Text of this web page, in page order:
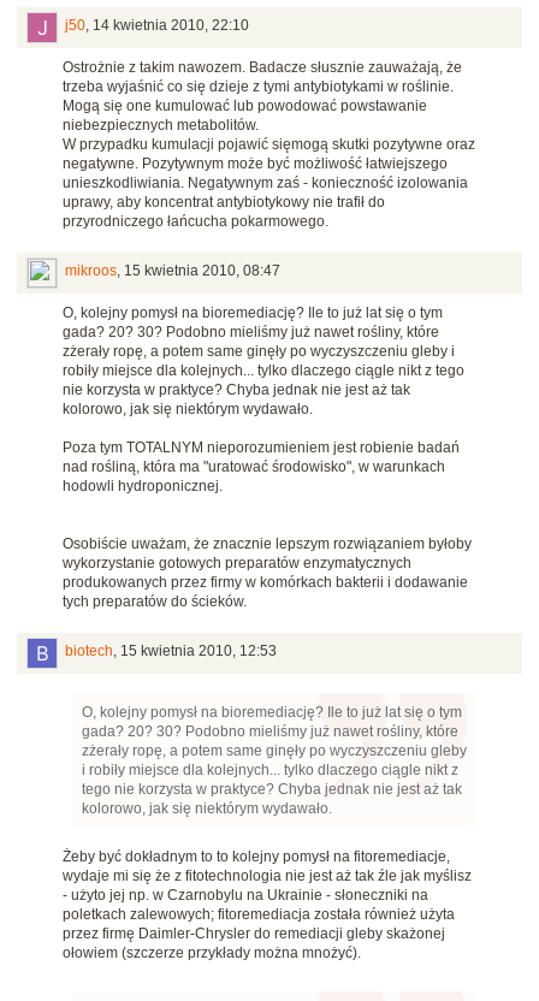
j50, 14 kwietnia 2010, 22:10
Ostrożnie z takim nawozem. Badacze słusznie zauważają, że
trzeba wyjaśnić co się dzieje z tymi antybiotykami w roślinie.
Mogą się one kumulować lub powodować powstawanie
niebezpiecznych metabolitów.
W przypadku kumulacji pojawić sięmogą skutki pozytywne oraz
negatywne. Pozytywnym może być możliwość łatwiejszego
unieszkodliwiania. Negatywnym zaś - konieczność izolowania
uprawy, aby koncentrat antybiotykowy nie trafił do
przyrodniczego łańcucha pokarmowego.
mikroos, 15 kwietnia 2010, 08:47
O, kolejny pomysł na bioremediację? Ile to już lat się o tym
gada? 20? 30? Podobno mieliśmy już nawet rośliny, które
zżerały ropę, a potem same ginęły po wyczyszczeniu gleby i
robiły miejsce dla kolejnych... tylko dlaczego ciągle nikt z tego
nie korzysta w praktyce? Chyba jednak nie jest aż tak
kolorowo, jak się niektórym wydawało.
Poza tym TOTALNYM nieporozumieniem jest robienie badań
nad rośliną, która ma "uratować środowisko", w warunkach
hodowli hydroponicznej.
Osobiście uważam, że znacznie lepszym rozwiązaniem byłoby
wykorzystanie gotowych preparatów enzymatycznych
produkowanych przez firmy w komórkach bakterii i dodawanie
tych preparatów do ścieków.
biotech, 15 kwietnia 2010, 12:53
O, kolejny pomysł na bioremediację? Ile to już lat się o tym
gada? 20? 30? Podobno mieliśmy już nawet rośliny, które
zżerały ropę, a potem same ginęły po wyczyszczeniu gleby
i robiły miejsce dla kolejnych... tylko dlaczego ciągle nikt z
tego nie korzysta w praktyce? Chyba jednak nie jest aż tak
kolorowo, jak się niektórym wydawało.
Żeby być dokładnym to to kolejny pomysł na fitoremediacje,
wydaje mi się że z fitotechnologia nie jest aż tak źle jak myślisz
- użyto jej np. w Czarnobylu na Ukrainie - słoneczniki na
poletkach zalewowych; fitoremediacja została również użyta
przez firmę Daimler-Chrysler do remediacji gleby skażonej
ołowiem (szczerze przykłady można mnożyć).